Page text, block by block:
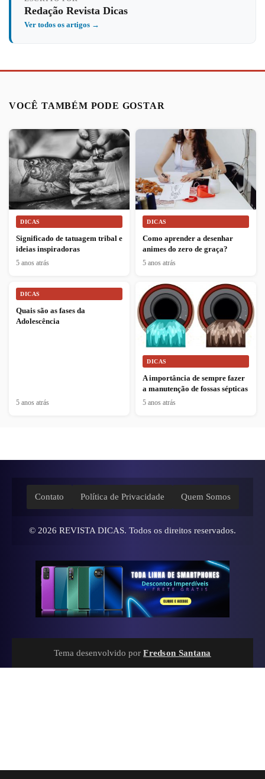
Redação Revista Dicas
Ver todos os artigos →
VOCÊ TAMBÉM PODE GOSTAR
DICAS
Significado de tatuagem tribal e
ideias inspiradoras
5 anos atrás
DICAS
Como aprender a desenhar
animes do zero de graça?
5 anos atrás
DICAS
Quais são as fases da
Adolescência
5 anos atrás
DICAS
A importância de sempre fazer
a manutenção de fossas sépticas
5 anos atrás
Contato Política de Privacidade Quem Somos
© 2026 REVISTA DICAS. Todos os direitos reservados.
Tema desenvolvido por Fredson Santana